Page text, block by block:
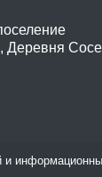
Деревня